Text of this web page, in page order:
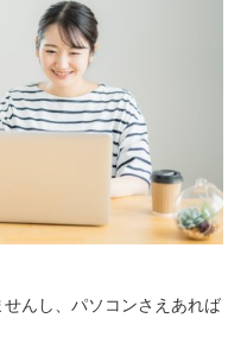
んし、パソコンさえあれば